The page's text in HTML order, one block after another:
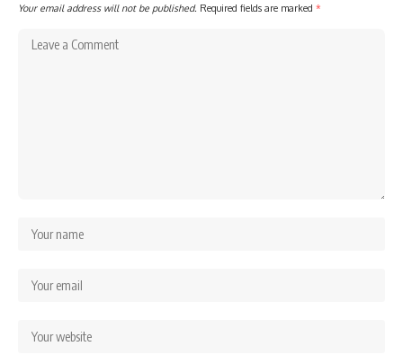
Your email address will not be published. Required fields are marked *